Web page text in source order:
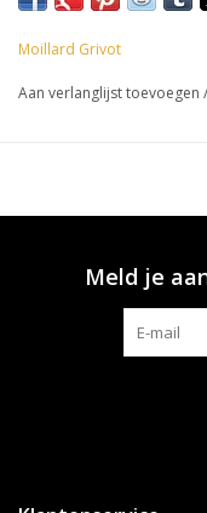
Moillard Grivot
Aan verlanglijst toevoegen /
Meld je